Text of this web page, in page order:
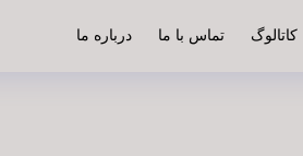
کاتالوگ تماس با ما درباره ما